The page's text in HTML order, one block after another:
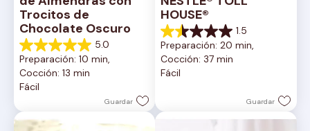
Trocitos de
Chocolate Oscuro
5.0
5.0
de
5
estrellas.
reseña
Preparación: 10 min,
Cocción: 13 min
Fácil
Guardar
HOUSE®
1.5
1.5
de
5
estrellas.
Preparación: 20 min,
Cocción: 37 min
Fácil
Guardar